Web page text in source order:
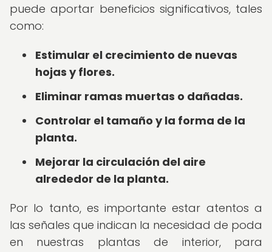
puede aportar beneficios significativos, tales
como:
Estimular el crecimiento de nuevas
hojas y flores.
Eliminar ramas muertas o dañadas.
Controlar el tamaño y la forma de la
planta.
Mejorar la circulación del aire
alrededor de la planta.
Por lo tanto, es importante estar atentos a
las señales que indican la necesidad de poda
en nuestras plantas de interior, para